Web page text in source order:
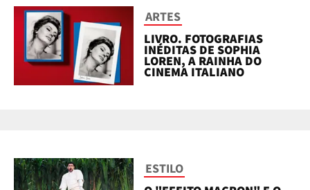
ARTES
LIVRO. FOTOGRAFIAS
INÉDITAS DE SOPHIA
LOREN, A RAINHA DO
CINEMA ITALIANO
ESTILO